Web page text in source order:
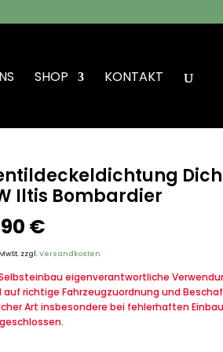
SHOP KONTAKT
Iltis Bombardier
€
zzgl.Versandkosten
eigenverantwortliche
auf richtige Fahrzeugzuordnung und
Art insbesondere bei fehlerhaften